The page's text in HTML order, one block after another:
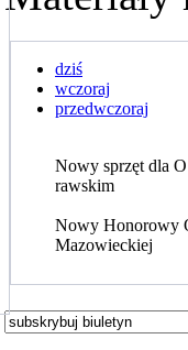
dziś
wczoraj
przedwczoraj
Nowy sprzęt dla
rawskim
Nowy Honorowy
Mazowieckiej